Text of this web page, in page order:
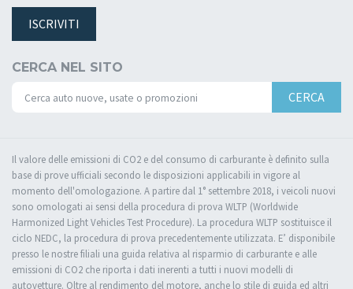
ISCRIVITI
CERCA NEL SITO
CERCA
Il valore delle emissioni di CO2 e del consumo di carburante è definito sulla
base di prove ufficiali secondo le disposizioni applicabili in vigore al
momento dell'omologazione. A partire dal 1° settembre 2018, i veicoli nuovi
sono omologati ai sensi della procedura di prova WLTP (Worldwide
Harmonized Light Vehicles Test Procedure). La procedura WLTP sostituisce il
ciclo NEDC, la procedura di prova precedentemente utilizzata. E’ disponibile
presso le nostre filiali una guida relativa al risparmio di carburante e alle
emissioni di CO2 che riporta i dati inerenti a tutti i nuovi modelli di
autovetture. Oltre al rendimento del motore, anche lo stile di guida ed altri